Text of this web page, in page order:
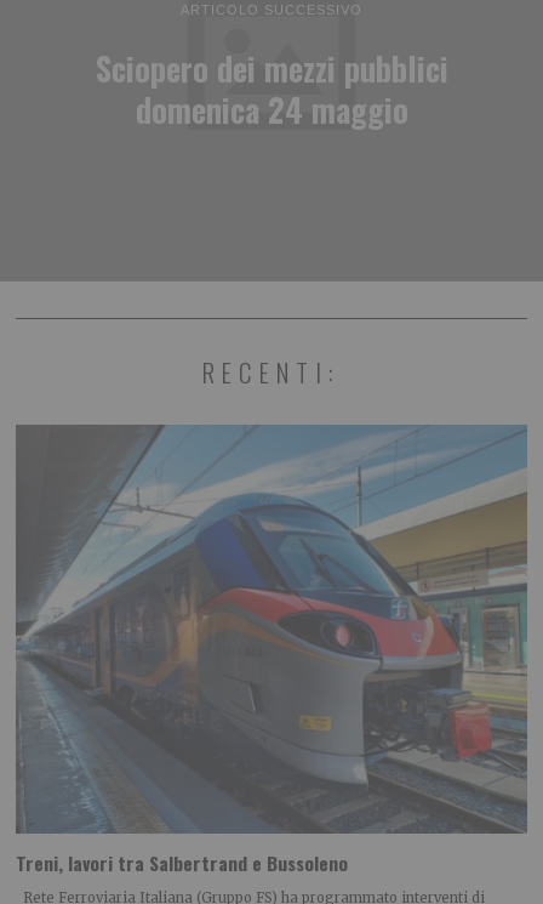
ARTICOLO SUCCESSIVO
Sciopero dei mezzi pubblici
domenica 24 maggio
RECENTI:
Treni, lavori tra Salbertrand e Bussoleno
Rete Ferroviaria Italiana (Gruppo FS) ha programmato interventi di